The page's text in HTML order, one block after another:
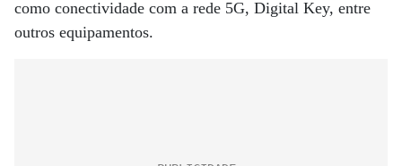
como conectividade com a rede 5G, Digital Key, entre
outros equipamentos.